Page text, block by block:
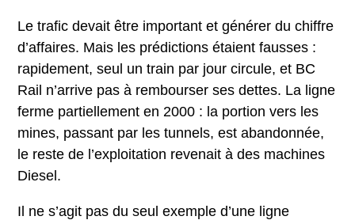
Le trafic devait être important et générer du chiffre
d’affaires. Mais les prédictions étaient fausses :
rapidement, seul un train par jour circule, et BC
Rail n’arrive pas à rembourser ses dettes. La ligne
ferme partiellement en 2000 : la portion vers les
mines, passant par les tunnels, est abandonnée,
le reste de l’exploitation revenait à des machines
Diesel.
Il ne s’agit pas du seul exemple d’une ligne